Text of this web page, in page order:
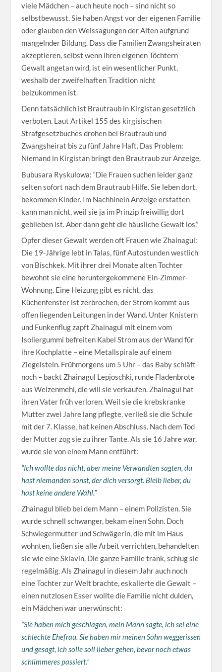
viele Mädchen – auch heute noch – sind nicht so
selbstbewusst. Sie haben Angst vor der eigenen Familie
oder glauben den Weissagungen der Alten aufgrund
mangelnder Bildung. Dass die Familien Zwangsheiraten
akzeptieren, selbst wenn ihren eigenen Töchtern
Gewalt angetan wird, ist ein wesentlicher Punkt,
weshalb der zweifelhaften Tradition nicht
beizukommen ist.
Denn tatsächlich ist Brautraub in Kirgistan gesetzlich
verboten. Laut Artikel 155 des kirgisischen
Strafgesetzbuches drohen bei Brautraub und
Zwangsheirat bis zu fünf Jahre Haft. Das Problem:
Niemand in Kirgistan bringt den Brautraub zur Anzeige.
Bubusara Ryskulowa: “Die Frauen suchen leider ganz
selten sofort nach dem Brautraub Hilfe. Sie leben dort,
bekommen Kinder. Im Nachhinein Anzeige erstatten
kann man nicht, weil sie ja im Prinzip freiwillig dort
geblieben ist. Aber dann geht die häusliche Gewalt los.”
Opfer dieser Gewalt werden oft Frauen wie Zhainagul:
Die 19-Jährige lebt in Talas, fünf Autostunden westlich
von Bischkek. Mit ihrer drei Monate alten Tochter
bewohnt sie eine heruntergekommene Ein-Zimmer-
Wohnung. Eine Heizung gibt es nicht, das
Küchenfenster ist zerbrochen, der Strom kommt aus
offen liegenden Leitungen in der Wand. Unter Knistern
und Funkenflug zapft Zhainagul mit einem vom
Isoliergummi befreiten Kabel Strom aus der Wand für
ihre Kochplatte – eine Metallspirale auf einem
Ziegelstein. Frühmorgens um 5 Uhr – das Baby schläft
noch – backt Zhainagul Lepjoschki, runde Fladenbrote
aus Weizenmehl, die will sie verkaufen. Zhainagul hat
ihren Vater früh verloren. Weil sie die krebskranke
Mutter zwei Jahre lang pflegte, verließ sie die Schule
mit der 7. Klasse, hat keinen Abschluss. Nach dem Tod
der Mutter zog sie zu ihrer Tante. Als sie 16 Jahre war,
wurde sie von einem Mann entführt:
“Ich wollte das nicht, aber meine Verwandten sagten, du
hast niemanden sonst, der dich versorgt. Bleib lieber, du
hast keine andere Wahl.”
Zhainagul blieb bei dem Mann – einem Polizisten. Sie
wurde schnell schwanger, bekam einen Sohn. Doch
Schwiegermutter und Schwägerin, die mit im Haus
wohnten, ließen sie alle Arbeit verrichten, behandelten
sie wie eine Sklavin. Die ganze Familie trank, schlug sie
regelmäßig. Als Zhainagul in diesem Jahr auch noch
eine Tochter zur Welt brachte, eskalierte die Gewalt –
einen nutzlosen Esser wollte die Familie nicht dulden,
ein Mädchen war unerwünscht:
“Sie haben mich geschlagen, mein Mann sagte, ich sei eine
schlechte Ehefrau. Sie haben mir meinen Sohn weggerissen
und gesagt, ich solle soll lieber gehen, bevor noch etwas
schlimmeres passiert.”